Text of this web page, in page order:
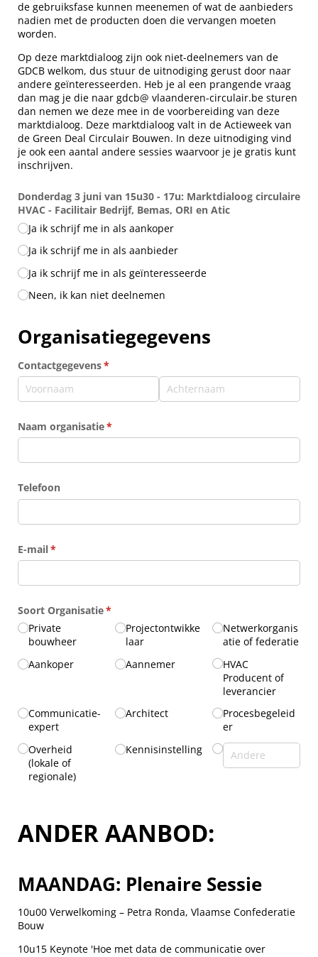
de gebruiksfase kunnen meenemen of wat de aanbieders
nadien met de producten doen die vervangen moeten
worden.
Op deze marktdialoog zijn ook niet-deelnemers van de
GDCB welkom, dus stuur de uitnodiging gerust door naar
andere geïnteresseerden. Heb je al een prangende vraag
dan mag je die naar gdcb@ vlaanderen-circulair.be sturen
dan nemen we deze mee in de voorbereiding van deze
marktdialoog. Deze marktdialoog valt in de Actieweek van
de Green Deal Circulair Bouwen. In deze uitnodiging vind
je ook een aantal andere sessies waarvoor je je gratis kunt
inschrijven.
Donderdag 3 juni van 15u30 - 17u: Marktdialoog circulaire
HVAC - Facilitair Bedrijf, Bemas, ORI en Atic
Ja ik schrijf me in als aankoper
Ja ik schrijf me in als aanbieder
Ja ik schrijf me in als geïnteresseerde
Neen, ik kan niet deelnemen
Organisatiegegevens
Contactgegevens*
(is vereist)
Naam organisatie*
(is vereist)
Telefoon
E-mail*
(is vereist)
Soort Organisatie*
(is vereist)
Private
bouwheer
Aankoper
Communicatie-
expert
Overheid
(lokale of
regionale)
Projectontwikke
laar
Aannemer
Architect
Kennisinstelling
Netwerkorganis
atie of federatie
HVAC
Producent of
leverancier
Procesbegeleid
er
ANDER AANBOD:
MAANDAG: Plenaire Sessie
10u00 Verwelkoming – Petra Ronda, Vlaamse Confederatie
Bouw
10u15 Keynote 'Hoe met data de communicatie over